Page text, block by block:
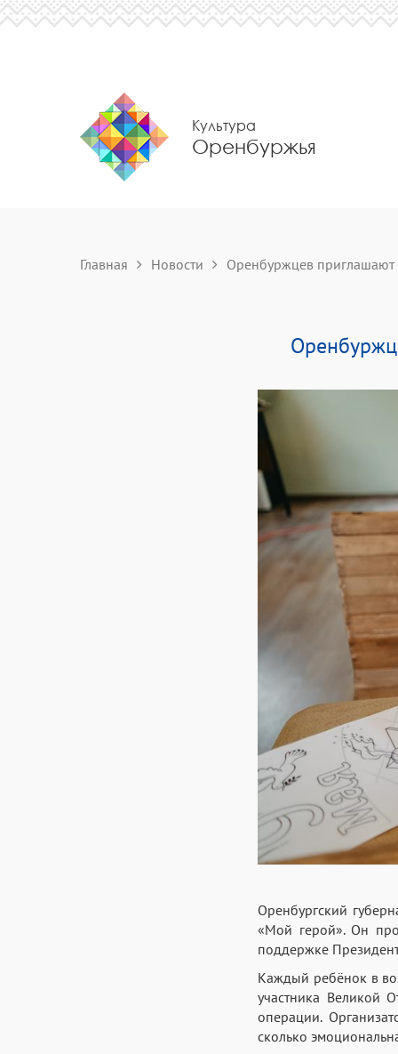
Культура
Оренбуржья
Главная Новости Оренбуржцев приглашают
Оренбургский
«Мой герой». Он
поддержке
Каждый ребёнок в
участника Великой
операции.
сколько